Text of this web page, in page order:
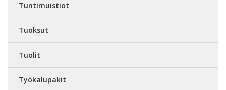
Tuntimuistiot
Tuoksut
Tuolit
Työkalupakit